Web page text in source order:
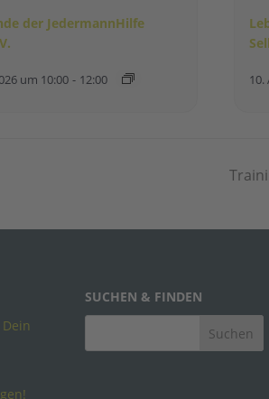
der JedermannHilfe
um 10:00 - 12:00 10.
SUCHEN & FINDEN